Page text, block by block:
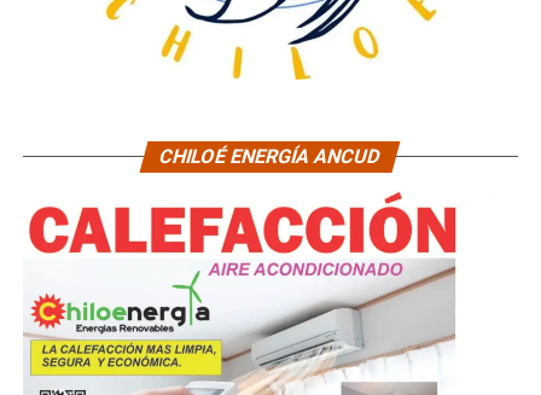
CHILOÉ ENERGÍA ANCUD